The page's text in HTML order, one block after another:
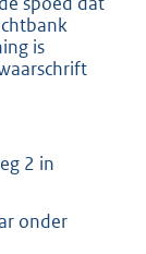
is
2 in
onder